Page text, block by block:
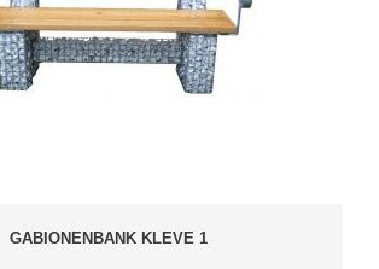
GABIONENBANK KLEVE 1